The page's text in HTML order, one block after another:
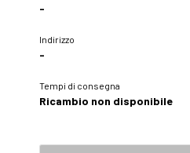
-
Indirizzo
-
Tempi di consegna
Ricambio non disponibile